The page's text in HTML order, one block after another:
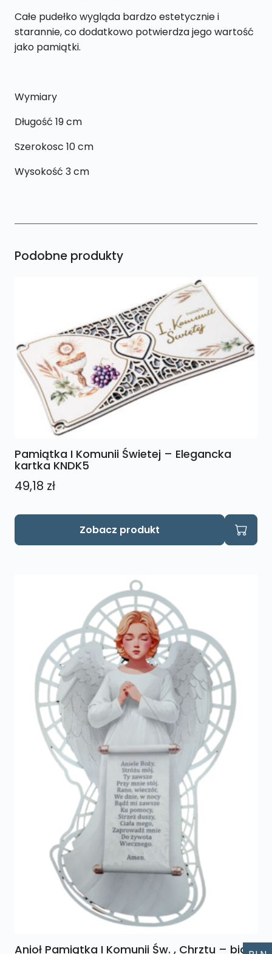
Całe pudełko wygląda bardzo estetycznie i
starannie, co dodatkowo potwierdza jego wartość
jako pamiątki.
Wymiary
Długość 19 cm
Szerokosc 10 cm
Wysokość 3 cm
Podobne produkty
Pamiątka I Komunii Świetej – Elegancka
kartka KNDK5
49,18 zł
Zobacz produkt
Anioł Pamiątka I Komunii Św. , Chrztu – biały